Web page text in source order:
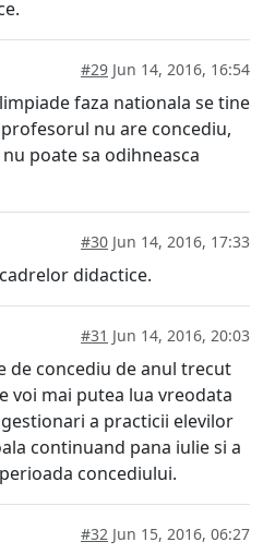
#29 Jun 14, 2016, 16:54
faza nationala se tine
nu are concediu,
poate sa odihneasca
#30 Jun 14, 2016, 17:33
didactice.
#31 Jun 14, 2016, 20:03
de concediu de anul trecut
voi mai putea lua vreodata
a practicii elevilor
continuand pana iulie si a
concediului.
#32 Jun 15, 2016, 06:27